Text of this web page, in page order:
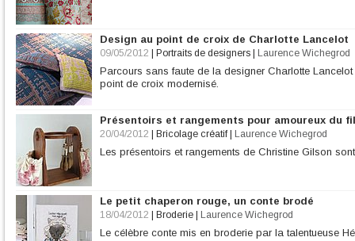
Design au point de croix de Charlotte Lancelot
09/05/2012 Portraits de designers Laurence Wichegrod
Parcours sans faute de la designer Charlotte
point de croix modernisé.
Présentoirs et rangements pour amoureux du fil
20/04/2012 Bricolage créatif| Laurence Wichegrod
Les présentoirs et rangements de Christine Gilson
Le petit chaperon rouge, un conte brodé
18/04/2012 Broderie Laurence Wichegrod
Le célèbre conte mis en broderie par la talentueuse